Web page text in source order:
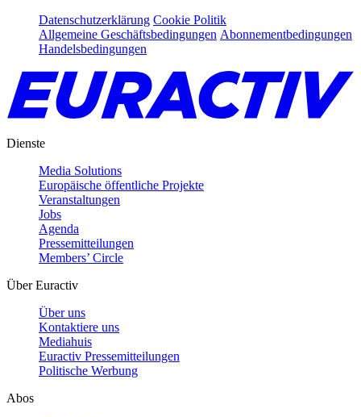
Datenschutzerklärung Cookie Politik
Allgemeine Geschäftsbedingungen Abonnementbedingungen
Handelsbedingungen
Dienste
Media Solutions
Europäische öffentliche Projekte
Veranstaltungen
Jobs
Agenda
Pressemitteilungen
Members’ Circle
Über Euractiv
Über uns
Kontaktiere uns
Mediahuis
Euractiv Pressemitteilungen
Politische Werbung
Abos